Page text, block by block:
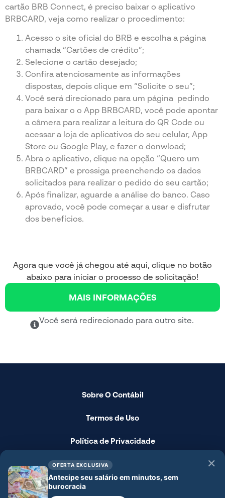
cartão BRB Connect, é preciso baixar o aplicativo
BRBCARD, veja como realizar o procedimento:
Acesso o site oficial do BRB e escolha a página
chamada “Cartões de crédito”;
Selecione o cartão desejado;
Confira atenciosamente as informações
dispostas, depois clique em “Solicite o seu”;
Você será direcionado para um página pedindo
para baixar o o App BRBCARD, você pode apontar
a câmera para realizar a leitura do QR Code ou
acessar a loja de aplicativos do seu celular, App
Store ou Google Play, e fazer o donwload;
Abra o aplicativo, clique na opção “Quero um
BRBCARD” e prossiga preenchendo os dados
solicitados para realizar o pedido do seu cartão;
Após finalizar, aguarde a análise do banco. Caso
aprovado, você pode começar a usar e disfrutar
dos benefícios.
Agora que você já chegou até aqui, clique no botão
abaixo para iniciar o processo de solicitação!
MAIS INFORMAÇÕES
Você será redirecionado para outro site.
Sobre O Contábil
Termos de Uso
Política de Privacidade
Fale Conosco
OFERTA EXCLUSIVA
Antecipe seu salário em minutos, sem
burocracia
✕